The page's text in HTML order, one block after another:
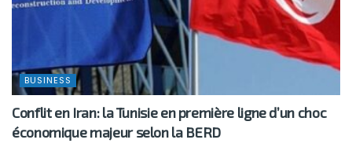
BUSINESS
Conflit en Iran: la Tunisie en première ligne d’un choc
économique majeur selon la BERD